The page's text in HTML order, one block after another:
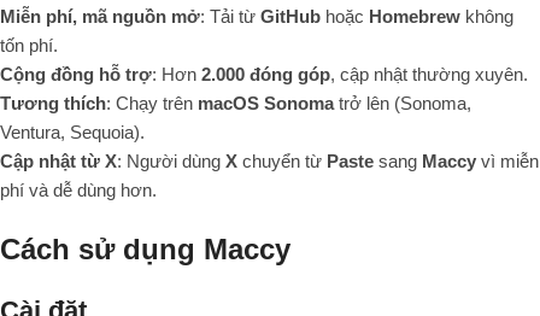
Miễn phí, mã nguồn mở: Tải từ GitHub hoặc Homebrew không
tốn phí.
Cộng đồng hỗ trợ: Hơn 2.000 đóng góp, cập nhật thường xuyên.
Tương thích: Chạy trên macOS Sonomatrở lên (Sonoma,
Ventura, Sequoia).
Cập nhật từ X: Người dùng X chuyển từ Paste sang Maccy vì miễn
phí và dễ dùng hơn.
Cách sử dụng Maccy